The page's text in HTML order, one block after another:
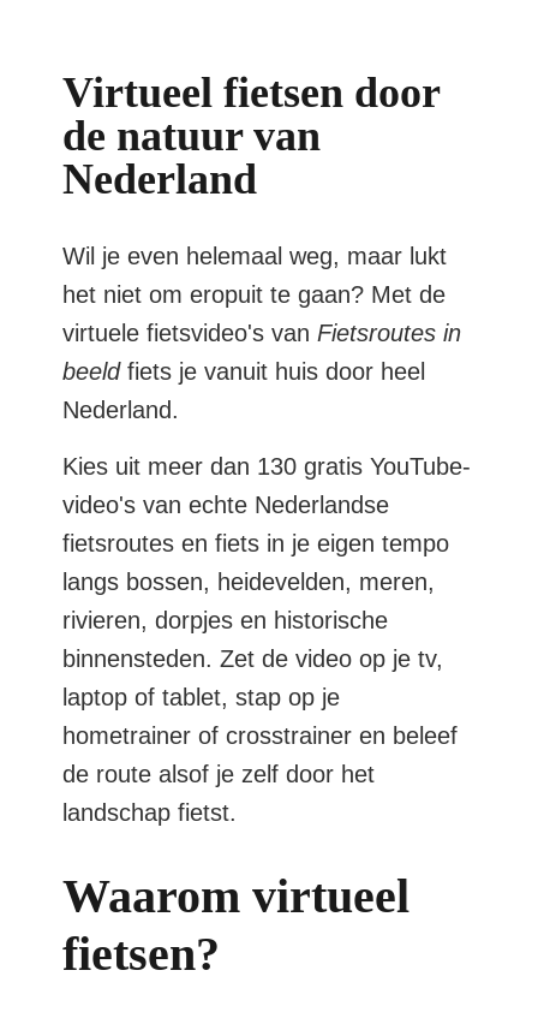
Virtueel fietsen door
de natuur van
Nederland
Wil je even helemaal weg, maar lukt
het niet om eropuit te gaan? Met de
virtuele fietsvideo's van Fietsroutes in
beeldfiets je vanuit huis door heel
Nederland.
Kies uit meer dan 130 gratis YouTube-
video's van echte Nederlandse
fietsroutes en fiets in je eigen tempo
langs bossen, heidevelden, meren,
rivieren, dorpjes en historische
binnensteden. Zet de video op je tv,
laptop of tablet, stap op je
hometrainer of crosstrainer en beleef
de route alsof je zelf door het
landschap fietst.
Waarom virtueel
fietsen?